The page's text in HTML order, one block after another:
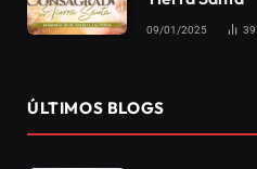
09/01/2025
ÚLTIMOS BLOGS